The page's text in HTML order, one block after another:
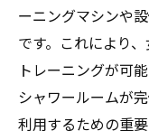
ーニングマシンや
です。これにより
トレーニングが可
シャワールームが
利用するための重要